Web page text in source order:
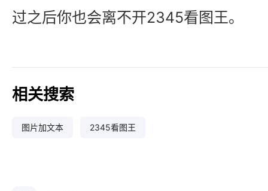
过之后你也会离不开2345看图王。
相关搜索
图片加文本 2345看图王